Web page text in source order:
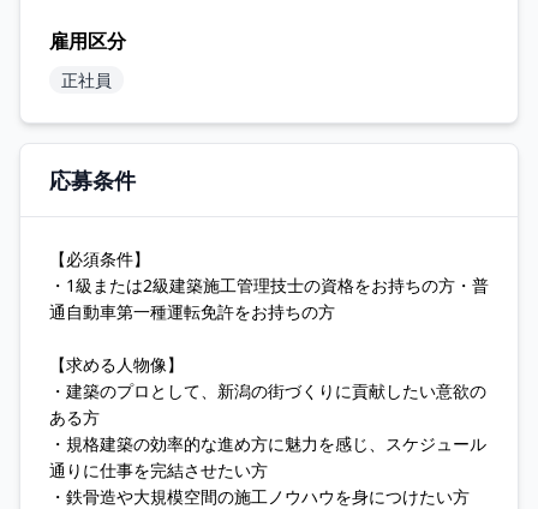
雇用区分
正社員
応募条件
【必須条件】
・1級または2級建築施工管理技士の資格をお持ちの方・普
通自動車第一種運転免許をお持ちの方
【求める人物像】
・建築のプロとして、新潟の街づくりに貢献したい意欲の
ある方
・規格建築の効率的な進め方に魅力を感じ、スケジュール
通りに仕事を完結させたい方
・鉄骨造や大規模空間の施工ノウハウを身につけたい方